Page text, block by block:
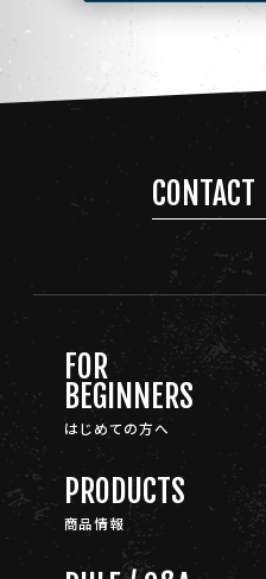
CONTACT
FOR
BEGINNERS
はじめての方へ
PRODUCTS
商品情報